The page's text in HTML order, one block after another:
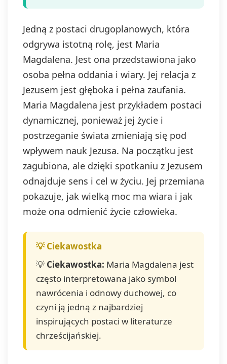
Jedną z postaci drugoplanowych, która
odgrywa istotną rolę, jest Maria
Magdalena. Jest ona przedstawiona jako
osoba pełna oddania i wiary. Jej relacja z
Jezusem jest głęboka i pełna zaufania.
Maria Magdalena jest przykładem postaci
dynamicznej, ponieważ jej życie i
postrzeganie świata zmieniają się pod
wpływem nauk Jezusa. Na początku jest
zagubiona, ale dzięki spotkaniu z Jezusem
odnajduje sens i cel w życiu. Jej przemiana
pokazuje, jak wielką moc ma wiara i jak
może ona odmienić życie człowieka.
💡 Ciekawostka: Maria Magdalena jest
często interpretowana jako symbol
nawrócenia i odnowy duchowej, co
czyni ją jedną z najbardziej
inspirujących postaci w literaturze
chrześcijańskiej.